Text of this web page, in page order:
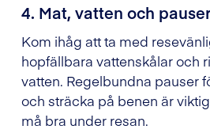
4. Mat, vatten och pauser
Kom ihåg att ta med
hopfällbara vattenskålar och
vatten. Regelbundna pauser
och sträcka på benen är
må bra under resan.